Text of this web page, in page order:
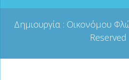
Δημιουργία : Οικονόμου
Reserved